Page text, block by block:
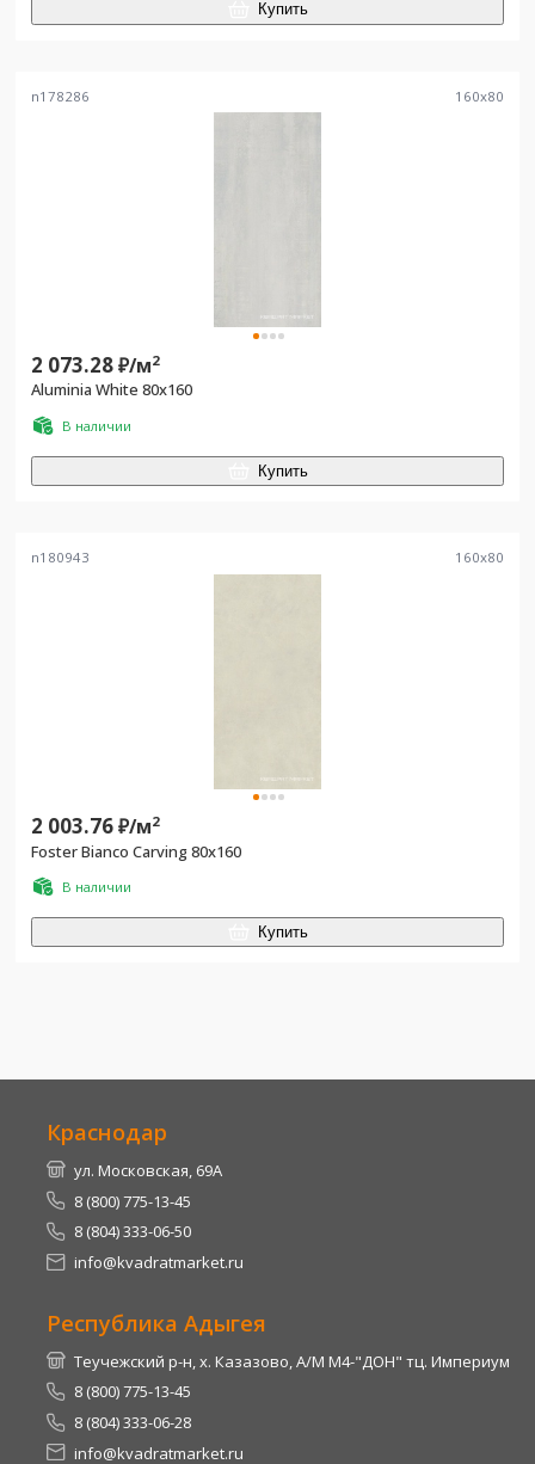
Купить
n178286 160x80
2 073.28₽/м2
Aluminia White 80x160
В наличии
Купить
n180943 160x80
2 003.76₽/м2
Foster Bianco Carving 80x160
В наличии
Купить
Краснодар
ул. Московская, 69А
8 (800) 775-13-45
8 (804) 333-06-50
info@kvadratmarket.ru
Республика Адыгея
Теучежский р-н, х. Казазово, А/М М4-"ДОН" тц. Империум
8 (800) 775-13-45
8 (804) 333-06-28
info@kvadratmarket.ru